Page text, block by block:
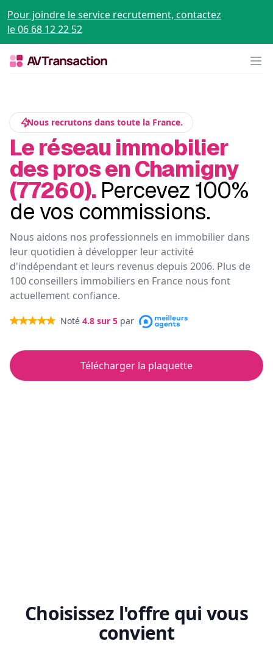
Pour joindre le service recrutement, contactez
le 06 68 12 22 52
Nous recrutons dans toute la France.
Le réseau immobilier
des pros en Chamigny
(77260). Percevez 100%
de vos commissions.
Nous aidons nos professionnels en immobilier dans
leur quotidien à développer leur activité
d'indépendant et leurs revenus depuis 2006. Plus de
100 conseillers immobiliers en France nous font
actuellement confiance.
Noté 4.8 sur 5 par
Télécharger la plaquette
Choisissez l'offre qui vous
convient